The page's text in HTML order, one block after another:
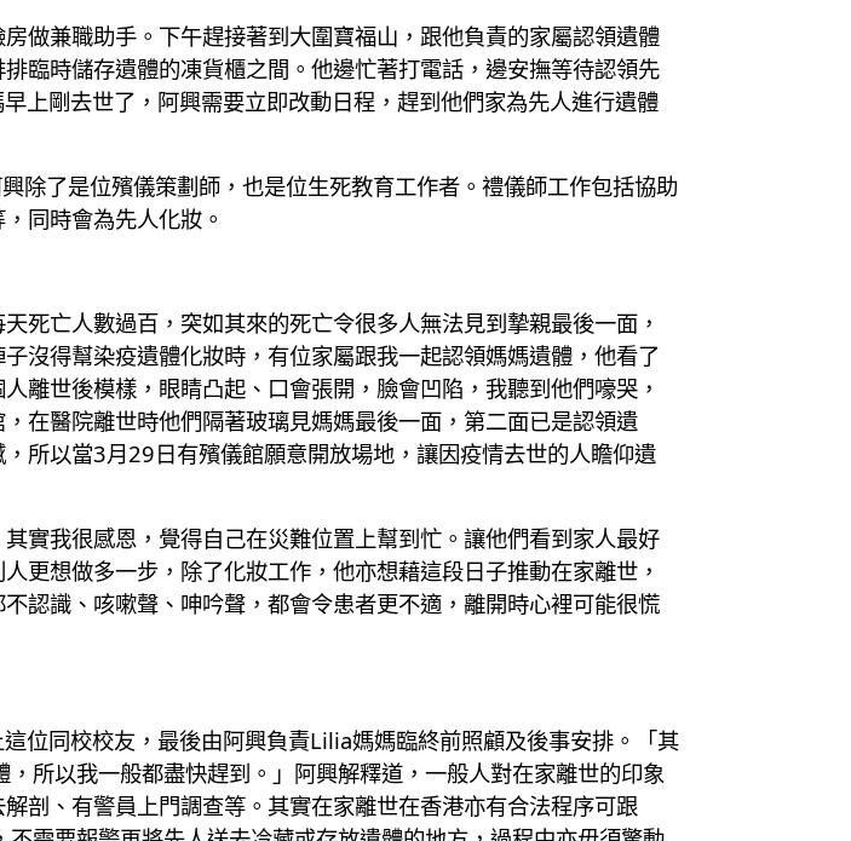
做兼職助手。下午趕接著到大圍寶福山，跟他負責的家屬認領遺體
臨時儲存遺體的凍貨櫃之間。他邊忙著打電話，邊安撫等待認領先
上剛去世了，阿興需要立即改動日程，趕到他們家為先人進行遺體
除了是位殯儀策劃師，也是位生死教育工作者。禮儀師工作包括協助
同時會為先人化妝。
死亡人數過百，突如其來的死亡令很多人無法見到摯親最後一面，
沒得幫染疫遺體化妝時，有位家屬跟我一起認領媽媽遺體，他看了
離世後模樣，眼睛凸起、口會張開，臉會凹陷，我聽到他們嚎哭，
在醫院離世時他們隔著玻璃見媽媽最後一面，第二面已是認領遺
所以當3月29日有殯儀館願意開放場地，讓因疫情去世的人瞻仰遺
實我很感恩，覺得自己在災難位置上幫到忙。讓他們看到家人最好
更想做多一步，除了化妝工作，他亦想藉這段日子推動在家離世，
認識、咳嗽聲、呻吟聲，都會令患者更不適，離開時心裡可能很慌
位同校校友，最後由阿興負責Lilia媽媽臨終前照顧及後事安排。「其
所以我一般都盡快趕到。」阿興解釋道，一般人對在家離世的印象
剖、有警員上門調查等。其實在家離世在香港亦有合法程序可跟